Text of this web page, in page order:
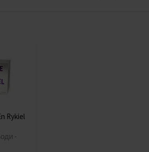
Rykiel
-